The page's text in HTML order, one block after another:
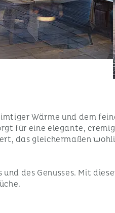
Wärme und dem
für eine elegante,
das gleichermaßen
des Genusses. Mit